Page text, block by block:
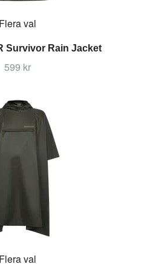
Flera val
Survivor Rain Jacket
599 kr
Flera val